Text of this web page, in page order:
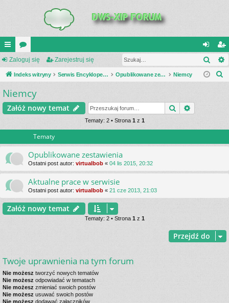
UI
C
K
_L
or
a
al
og
ar
ej
Zaloguj się Zarejestruj się
Indeks witryny Serwis Encyklopedia Uzbrojenia Opublikowane zestawienia Niemcy
j
Niemcy
Załóż nowy temat Szukaj
Tematy: 2 • Strona 1 z 1
Tematy
Opublikowane zestawienia
Ostatni post autor: virtualbob « 04 lis 2015, 20:32
Aktualne prace w serwisie
Ostatni post autor: virtualbob « 21 cze 2013, 21:03
Załóż nowy temat
Tematy: 2 • Strona 1z 1
Przejdź do
Twoje uprawnienia na tym forum
Nie możesz tworzyć nowych tematów
Nie możesz odpowiadać w tematach
Nie możesz zmieniać swoich postów
Nie możesz usuwać swoich postów
Nie możesz dodawać załączników